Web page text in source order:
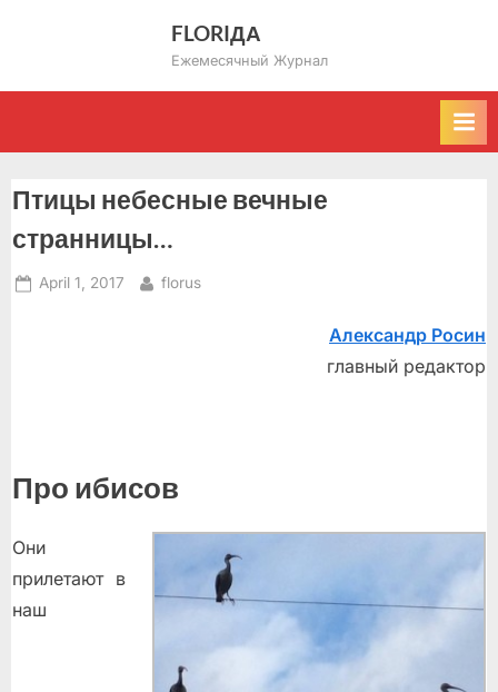
FLORIДА
Ежемесячный Журнал
Птицы небесные вечные
странницы…
Posted
April 1, 2017 By
florus
Александр Росин
главный редактор
Про ибисов
Они
прилетают в
наш